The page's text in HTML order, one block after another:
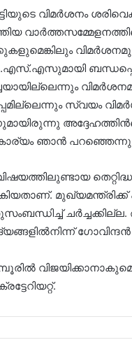
വിമർശനം
ബന്ധപ്പെട്ട
സ്വയം
ഞാൻ പറഞ്ഞെന്നു
ഗോവിന്ദൻ